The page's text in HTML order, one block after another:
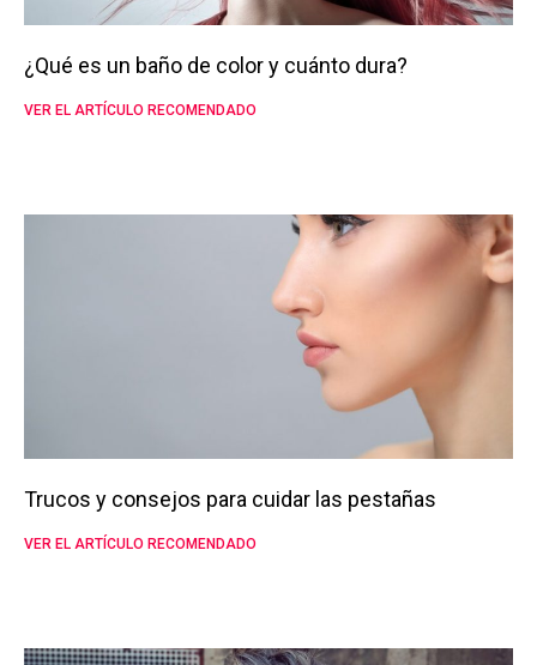
¿Qué es un baño de color y cuánto dura?
VER EL ARTÍCULO RECOMENDADO
Trucos y consejos para cuidar las pestañas
VER EL ARTÍCULO RECOMENDADO